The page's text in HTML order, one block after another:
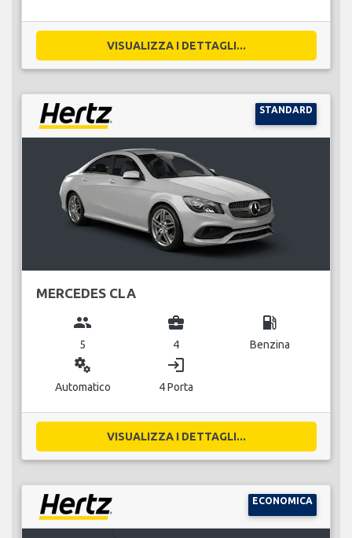
VISUALIZZA I DETTAGLI...
STANDARD
MERCEDES CLA
group
5
business_center
4
local_gas_station
Benzina
miscellaneous_services
Automatico
login
4 Porta
VISUALIZZA I DETTAGLI...
ECONOMICA